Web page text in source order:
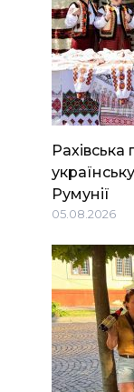
Румунії
05.08.2026